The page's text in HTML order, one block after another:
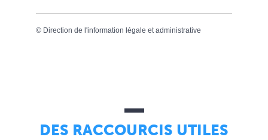
© Direction de l'information légale et administrative
DES RACCOURCIS UTILES